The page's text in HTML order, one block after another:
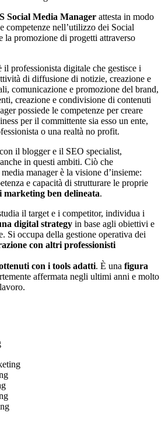
Social Media Manager attesta in modo
competenze nell’utilizzo dei Social
la promozione di progetti attraverso
il professionista digitale che gestisce i
di diffusione di notizie, creazione e
comunicazione e promozione del brand,
creazione e condivisione di contenuti
possiede le competenze per creare
per il committente sia esso un ente,
o una realtà no profit.
il blogger e il SEO specialist,
in questi ambiti. Ciò che
manager è la visione d’insieme:
e capacità di strutturare le proprie
marketing ben delineata.
il target e i competitor, individua i
digital strategy in base agli obiettivi e
Si occupa della gestione operativa dei
con altri professionisti
con i tools adatti. È una figura
affermata negli ultimi anni e molto